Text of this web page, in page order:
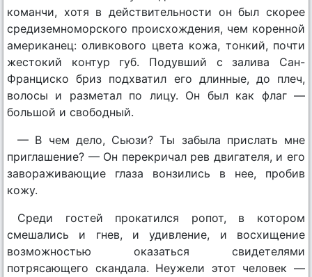
команчи, хотя в действительности он был скорее
средиземноморского происхождения, чем коренной
американец: оливкового цвета кожа, тонкий, почти
жестокий контур губ. Подувший с залива Сан-
Франциско бриз подхватил его длинные, до плеч,
волосы и разметал по лицу. Он был как флаг —
большой и свободный.
— В чем дело, Сьюзи? Ты забыла прислать мне
приглашение? — Он перекричал рев двигателя, и его
завораживающие глаза вонзились в нее, пробив
кожу.
Среди гостей прокатился ропот, в котором
смешались и гнев, и удивление, и восхищение
возможностью оказаться свидетелями
потрясающего скандала. Неужели этот человек —